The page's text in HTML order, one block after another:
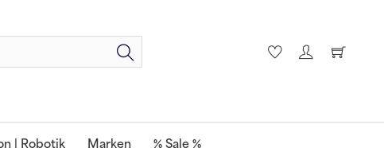
| Robotik Marken % Sale %